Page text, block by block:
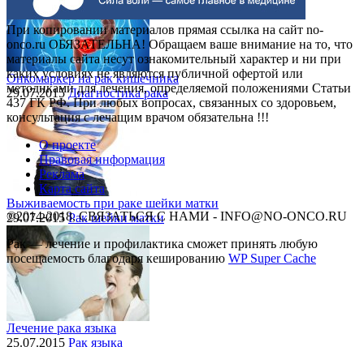
Онкомаркер на рак кишечника
29.07.2015 Диагностика рака
Выживаемость при раке шейки матки
29.07.2015 Рак шейки матки
Лечение рака языка
25.07.2015 Рак языка
При копировании материалов прямая ссылка на сайт no-
onco.ru ОБЯЗАТЕЛЬНА! Обращаем ваше внимание на то, что
материалы сайта несут ознакомительный характер и ни при
каких условиях не являются публичной офертой или
методиками для лечения, определяемой положениями Статьи
437 ГК РФ. При любых вопросах, связанных со здоровьем,
консультация с лечащим врачом обязательна !!!
О проекте
Правовая информация
Реклама
Карта сайта
©2014-2018, СВЯЗАТЬСЯ С НАМИ - INFO@NO-ONCO.RU
Рак — лечение и профилактика cможет принять любую
посещаемость благодаря кешированию WP Super Cache